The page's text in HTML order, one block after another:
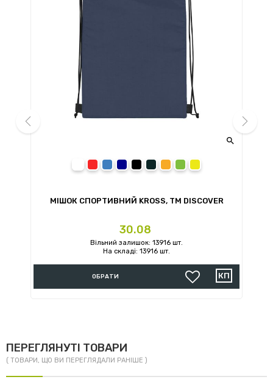

МІШОК СПОРТИВНИЙ KROSS, TM DISCOVER
Ціна
30.08
Вільний залишок: 13916 шт.
На складі: 13916 шт.
ОБРАТИ
ПЕРЕГЛЯНУТІ ТОВАРИ
( ТОВАРИ, ЩО ВИ ПЕРЕГЛЯДАЛИ РАНІШЕ )